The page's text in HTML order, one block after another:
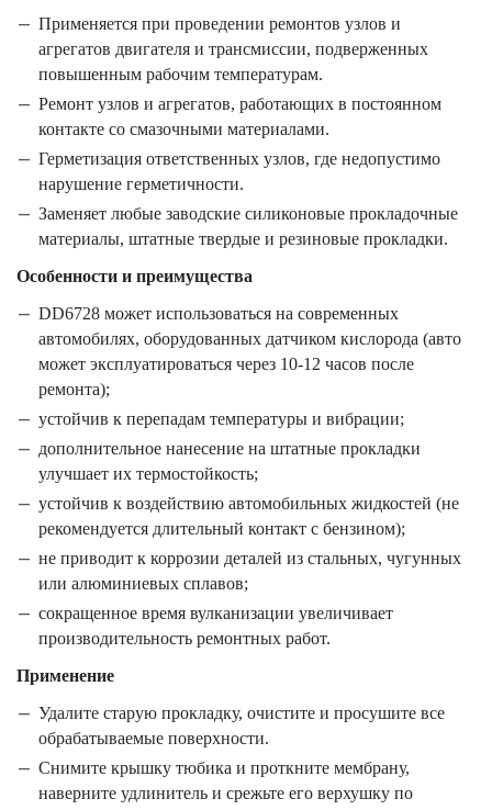
Применяется при проведении ремонтов узлов и
агрегатов двигателя и трансмиссии, подверженных
повышенным рабочим температурам.
Ремонт узлов и агрегатов, работающих в постоянном
контакте со смазочными материалами.
Герметизация ответственных узлов, где недопустимо
нарушение герметичности.
Заменяет любые заводские силиконовые прокладочные
материалы, штатные твердые и резиновые прокладки.
Особенности и преимущества
DD6728 может использоваться на современных
автомобилях, оборудованных датчиком кислорода (авто
может эксплуатироваться через 10-12 часов после
ремонта);
устойчив к перепадам температуры и вибрации;
дополнительное нанесение на штатные прокладки
улучшает их термостойкость;
устойчив к воздействию автомобильных жидкостей (не
рекомендуется длительный контакт с бензином);
не приводит к коррозии деталей из стальных, чугунных
или алюминиевых сплавов;
сокращенное время вулканизации увеличивает
производительность ремонтных работ.
Применение
Удалите старую прокладку, очистите и просушите все
обрабатываемые поверхности.
Снимите крышку тюбика и проткните мембрану,
наверните удлинитель и срежьте его верхушку по